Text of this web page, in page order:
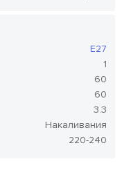
E27
1
60
60
3.3
Накаливания
220-240